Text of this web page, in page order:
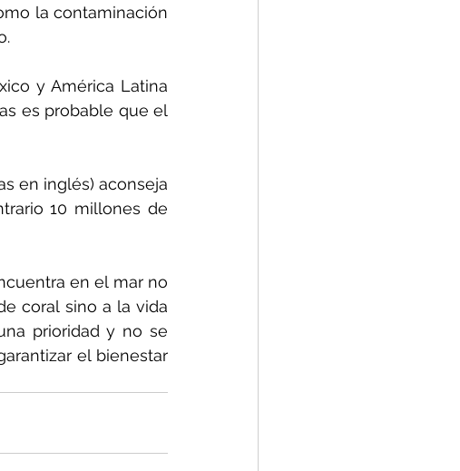
la contaminación
y América Latina
es probable que el
en inglés) aconseja
10 millones de
en el mar no
coral sino a la vida
prioridad y no se
el bienestar